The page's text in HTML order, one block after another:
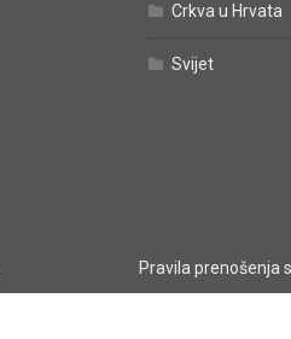
Crkva u Hrvata
Svijet
Pravila prenošenja